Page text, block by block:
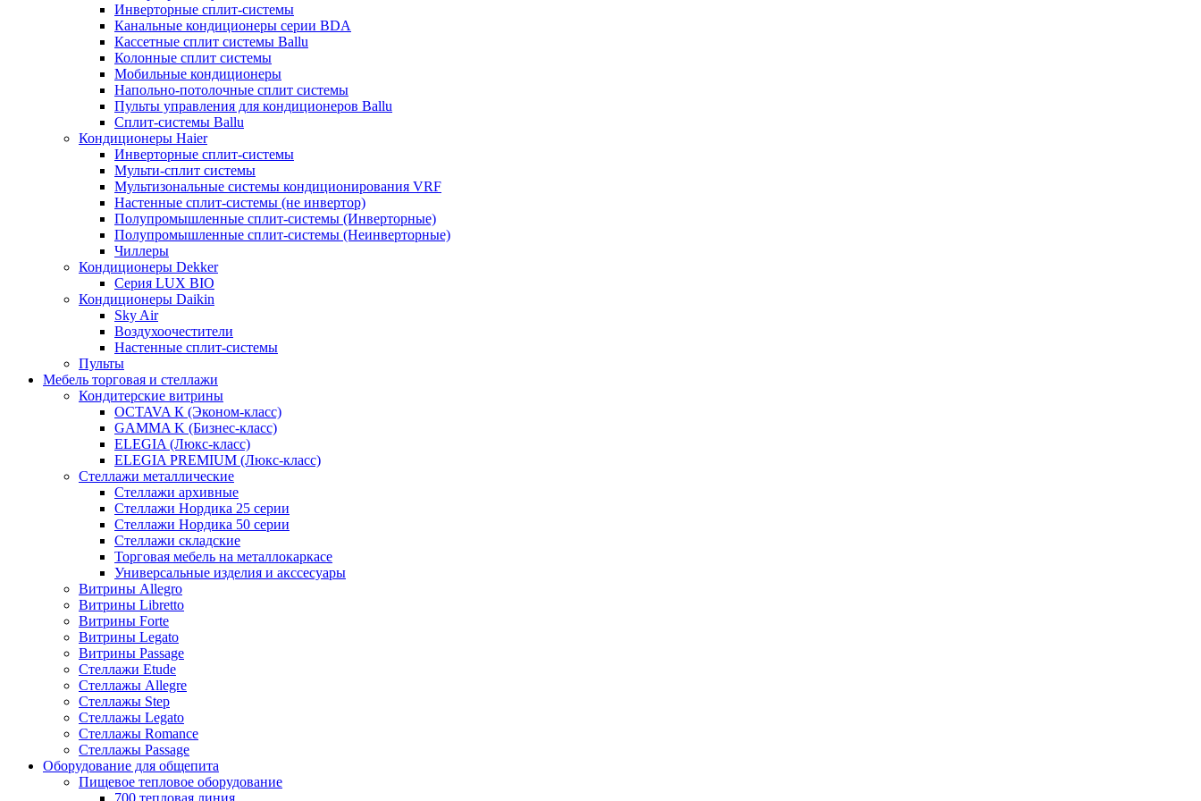
Инверторные сплит-системы
Канальные кондиционеры серии BDA
Кассетные сплит системы Ballu
Колонные сплит системы
Мобильные кондиционеры
Напольно-потолочные сплит системы
Пульты управления для кондиционеров Ballu
Сплит-системы Ballu
Кондиционеры Haier
Инверторные сплит-системы
Мульти-сплит системы
Мультизональные системы кондиционирования VRF
Настенные сплит-системы (не инвертор)
Полупромышленные сплит-системы (Инверторные)
Полупромышленные сплит-системы (Неинверторные)
Чиллеры
Кондиционеры Dekker
Серия LUX BIO
Кондиционеры Daikin
Sky Air
Воздухоочестители
Настенные сплит-системы
Пульты
Мебель торговая и стеллажи
Кондитерские витрины
OCTAVA К (Эконом-класс)
GAMMA K (Бизнес-класс)
ELEGIA (Люкс-класс)
ELEGIA PREMIUM (Люкс-класс)
Стеллажи металлические
Стеллажи архивные
Стеллажи Нордика 25 серии
Стеллажи Нордика 50 серии
Стеллажи складские
Торговая мебель на металлокаркасе
Универсальные изделия и акссесуары
Витрины Allegro
Витрины Libretto
Витрины Forte
Витрины Legato
Витрины Passage
Стеллажи Etude
Стеллажы Allegre
Стеллажы Step
Стеллажы Legato
Стеллажы Romance
Стеллажы Passage
Оборудование для общепита
Пищевое тепловое оборудование
700 тепловая линия